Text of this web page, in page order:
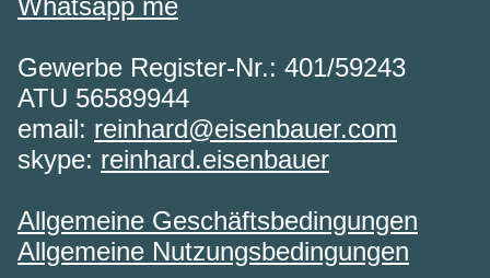
Gewerbe Register-Nr.: 401/59243
ATU 56589944
email: reinhard@eisenbauer.com
skype: reinhard.eisenbauer
Allgemeine Geschäftsbedingungen
Allgemeine Nutzungsbedingungen